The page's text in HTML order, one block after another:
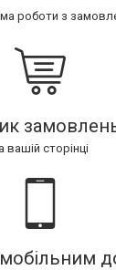
роботи з
вашій сторінці
мобільним